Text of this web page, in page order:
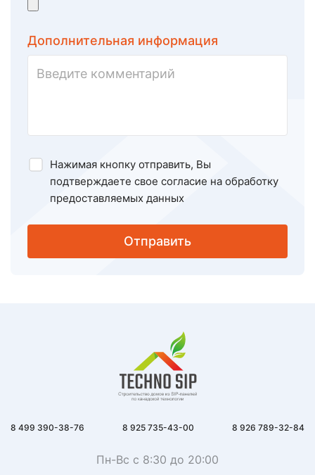
Дополнительная информация
Нажимая кнопку отправить, Вы
подтверждаете свое согласие на обработку
предоставляемых данных
Отправить
8 499 390-38-76 8 925 735-43-00 8 926 789-32-84
Пн-Вс с 8:30 до 20:00